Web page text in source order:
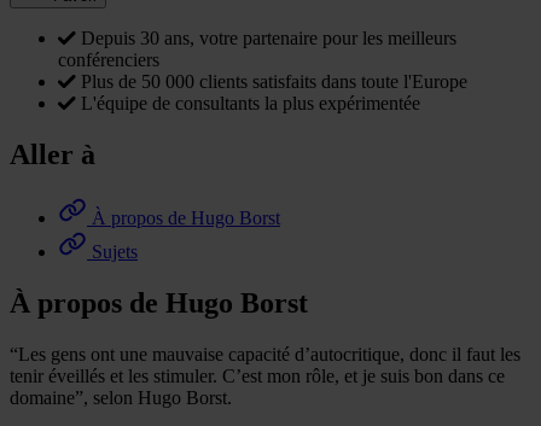
Depuis 30 ans, votre partenaire pour les meilleurs
conférenciers
Plus de 50 000 clients satisfaits dans toute l'Europe
L'équipe de consultants la plus expérimentée
Aller à
À propos de Hugo Borst
Sujets
À propos de Hugo Borst
“Les gens ont une mauvaise capacité d’autocritique, donc il faut les
tenir éveillés et les stimuler. C’est mon rôle, et je suis bon dans ce
domaine”, selon Hugo Borst.